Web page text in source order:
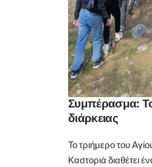
Συμπέρασμα:
διάρκειας
Το τριήμερο του
Καστοριά διαθέτει